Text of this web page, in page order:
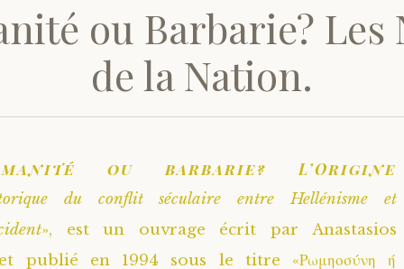
ou Barbarie? Les
de la Nation.
ou barbarie? L’Origine
du conflit séculaire entre Hellénisme et
», est un ouvrage écrit par Anastasios
publié en 1994 sous le titre «Ρωμηοσύνη ή